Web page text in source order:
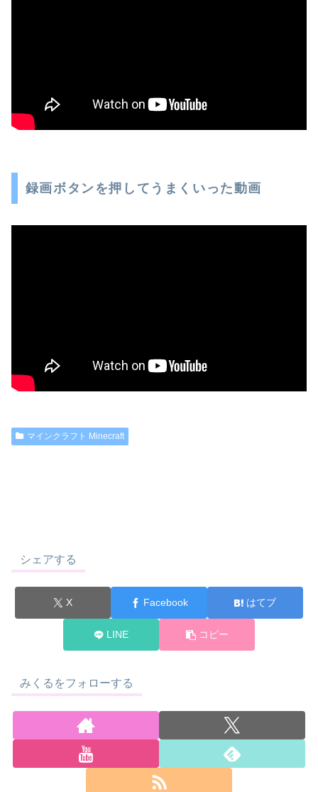
録画ボタンを押してうまくいった動画
マインクラフト Minecraft
シェアする
X Facebook はてブ
LINE コピー
みくるをフォローする